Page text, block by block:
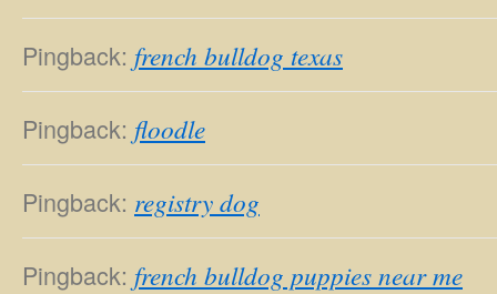
Pingback: french bulldog texas
Pingback: floodle
Pingback: registry dog
Pingback: french bulldog puppies near me